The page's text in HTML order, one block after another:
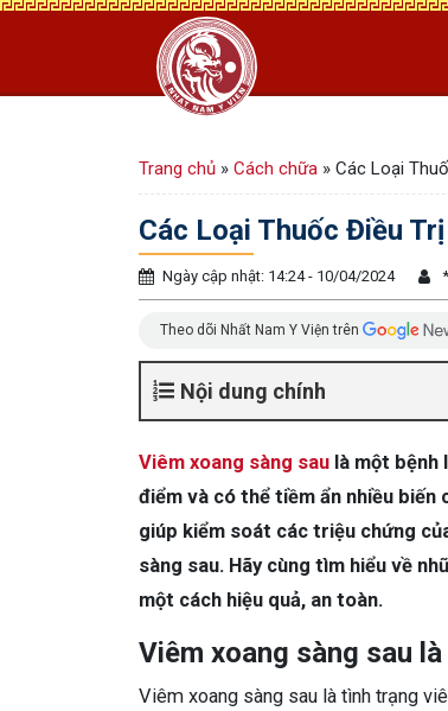
Trang chủ » Cách chữa » Các Loại
Các Loại Thuốc Điều
Ngày cập nhật: 14:24 - 10/04/2024 *
Theo dõi Nhất Nam Y Viện trên
Nội dung chính
Viêm xoang sàng sau là một bệnh
điểm và có thể tiềm ẩn nhiều
giúp kiểm soát các triệu chứng
sàng sau. Hãy cùng tìm hiểu về
một cách hiệu quả, an toàn.
Viêm xoang sàng sau
Viêm xoang sàng sau là tình trạng